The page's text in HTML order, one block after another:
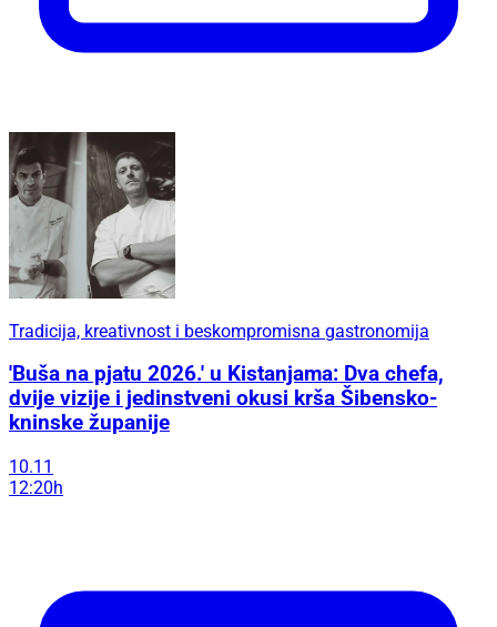
Tradicija, kreativnost i beskompromisna gastronomija
'Buša na pjatu 2026.' u Kistanjama: Dva chefa,
dvije vizije i jedinstveni okusi krša Šibensko-
kninske županije
10.11
12:20h